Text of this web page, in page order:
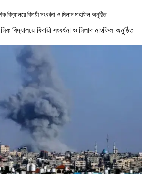
বিদ্যালয়ে বিদায়ী সংবর্ধনা ও মিলাদ মাহফিল অনুষ্ঠিত